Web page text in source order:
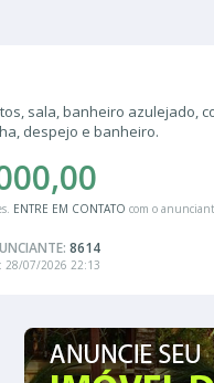
sala, banheiro azulejado,
despejo e banheiro.
ENTRE EM CONTATO com o
8614
28/07/2026 22:13